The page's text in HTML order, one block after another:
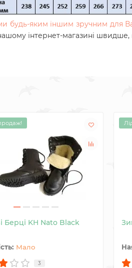
будь-яким іншим зручним для
інтернет-магазині
Берці KH Nato Black
Мало
3